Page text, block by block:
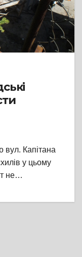
вул. Капітана
у цьому
не…